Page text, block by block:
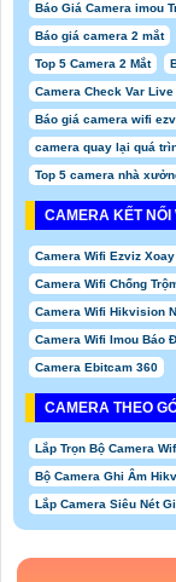
Báo Giá Camera imou
Báo giá camera 2 mắt
Top 5 Camera 2 Mắt
Camera Check Var
Báo giá camera wifi
camera quay lại quá
Top 5 camera nhà
CAMERA KẾT NỐI
Camera Wifi Ezviz
Camera Wifi Chống
Camera Wifi Hikvision
Camera Wifi Imou Báo
Camera Ebitcam 360
CAMERA THEO
Lắp Trọn Bộ Camera
Bộ Camera Ghi Âm
Lắp Camera Siêu Nét